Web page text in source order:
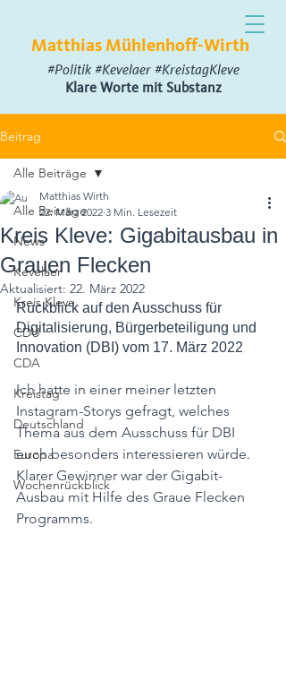
Matthias Mühlenhoff-Wirth
#Politik #Kevelaer #KreistagKleve
Klare Worte mit Substanz
Beitrag
Alle Beiträge
News
Kevelaer
Kreis Kleve
CDU
CDA
Kreistag
Deutschland
Europa
Wochenrückblick
Alle Beiträge
Kreis Kleve: Gigabitausbau in
Grauen Flecken
Matthias Wirth
22. März 2022 3 Min. Lesezeit
Aktualisiert: 22. März 2022
Rückblick auf den Ausschuss für
Digitalisierung, Bürgerbeteiligung und
Innovation (DBI) vom 17. März 2022
Ich hatte in einer meiner letzten
Instagram-Storys gefragt, welches
Thema aus dem Ausschuss für DBI
euch besonders interessieren würde.
Klarer Gewinner war der Gigabit-
Ausbau mit Hilfe des Graue Flecken
Programms.